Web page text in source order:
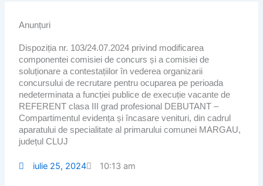
Anunțuri
Dispoziția nr. 103/24.07.2024 privind modificarea
componentei comisiei de concurs și a comisiei de
soluționare a contestațiilor în vederea organizarii
concursului de recrutare pentru ocuparea pe perioada
nedeterminata a funcției publice de execuție vacante de
REFERENT clasa III grad profesional DEBUTANT –
Compartimentul evidența și încasare venituri, din cadrul
aparatului de specialitate al primarului comunei MARGAU,
județul CLUJ
iulie 25, 2024 10:13 am